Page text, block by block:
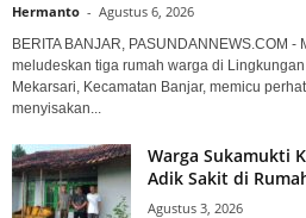
Hermanto - Agustus 6, 2026
BERITA BANJAR, PASUNDANNEWS.COM
meludeskan tiga rumah warga di
Mekarsari, Kecamatan Banjar, memicu
menyisakan...
Warga Sukamukti
Adik Sakit di
Agustus 3, 2026